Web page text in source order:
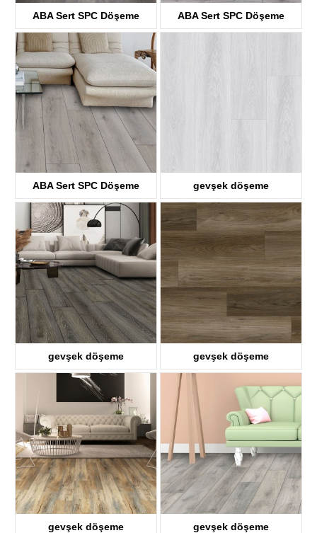
ABA Sert SPC Döşeme
KTV8035
ABA Sert SPC Döşeme
ABA Sert SPC Döşeme
KTV8036
gevşek döşeme
KTV8017
gevşek döşeme
KTV8028
gevşek döşeme
gevşek döşeme gevşek döşeme